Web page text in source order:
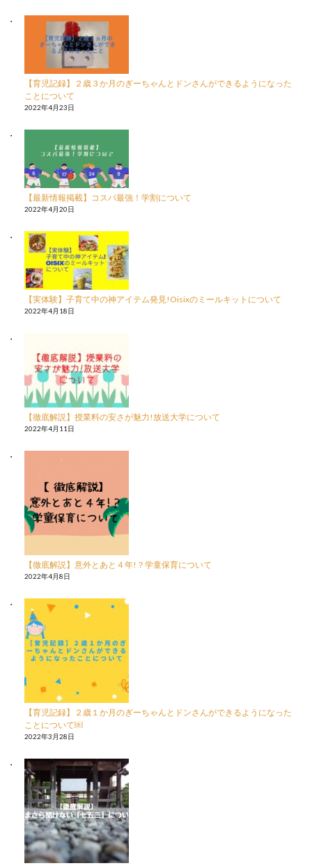
【育児記録】２歳３か月のぎーちゃんとドンさんができるようになった
ことについて
2022年4月23日
【最新情報掲載】コスパ最強！学割について
2022年4月20日
【実体験】子育て中の神アイテム発見!Oisixのミールキットについて
2022年4月18日
【徹底解説】授業料の安さが魅力!放送大学について
2022年4月11日
【徹底解説】意外とあと４年!？学童保育について
2022年4月8日
【育児記録】２歳１か月のぎーちゃんとドンさんができるようになった
ことについて￼
2022年3月28日